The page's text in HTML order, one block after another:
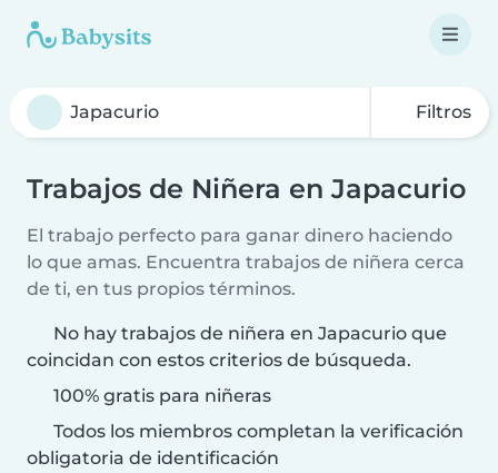
Filtros
Trabajos de Niñera en Japacurio
El trabajo perfecto para ganar dinero haciendo
lo que amas. Encuentra trabajos de niñera cerca
de ti, en tus propios términos.
No hay trabajos de niñera en Japacurio que
coincidan con estos criterios de búsqueda.
100% gratis para niñeras
Todos los miembros completan la verificación
obligatoria de identificación